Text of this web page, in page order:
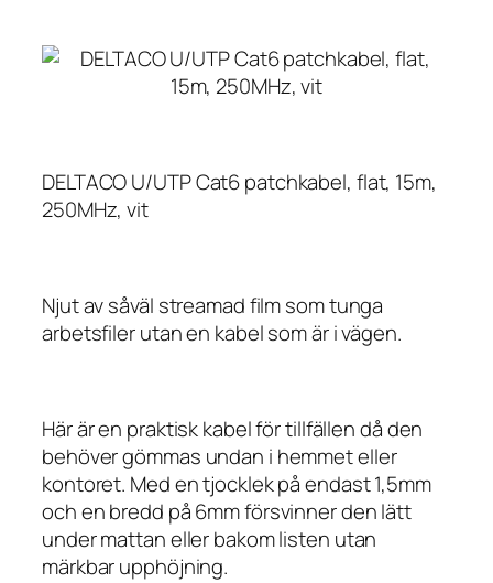
DELTACO U/UTP Cat6 patchkabel, flat, 15m,
250MHz, vit
Njut av såväl streamad film som tunga
arbetsfiler utan en kabel som är i vägen.
Här är en praktisk kabel för tillfällen då den
behöver gömmas undan i hemmet eller
kontoret. Med en tjocklek på endast 1,5mm
och en bredd på 6mm försvinner den lätt
under mattan eller bakom listen utan
märkbar upphöjning.